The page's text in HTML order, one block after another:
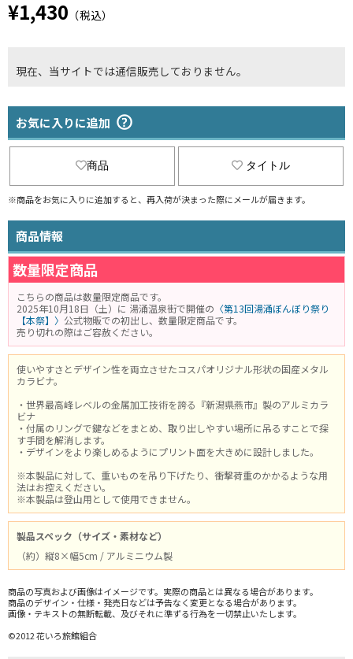
¥1,430 （税込）
現在、当サイトでは通信販売しておりません。
お気に入りに追加
商品 タイトル
※商品をお気に入りに追加すると、再入荷が決まった際にメールが届きます。
商品情報
数量限定商品
こちらの商品は数量限定商品です。
2025年10月18日（土）に 湯涌温泉街で開催の 〈第13回湯涌ぼんぼり祭り
【本祭】〉 公式物販での初出し、数量限定商品です。
売り切れの際はご容赦ください。
使いやすさとデザイン性を両立させたコスパオリジナル形状の国産メタル
カラビナ。
・世界最高峰レベルの金属加工技術を誇る『新潟県燕市』製のアルミカラ
ビナ
・付属のリングで鍵などをまとめ、取り出しやすい場所に吊るすことで探
す手間を解消します。
・デザインをより楽しめるようにプリント面を大きめに設計しました。
※本製品に対して、重いものを吊り下げたり、衝撃荷重のかかるような用
法はお控えください。
※本製品は登山用として使用できません。
製品スペック（サイズ・素材など）
（約）縦8×幅5cm / アルミニウム製
商品の写真および画像はイメージです。実際の商品とは異なる場合があります。
商品のデザイン・仕様・発売日などは予告なく変更となる場合があります。
画像・テキストの無断転載、及びそれに準ずる行為を一切禁止いたします。
©2012 花いろ旅館組合